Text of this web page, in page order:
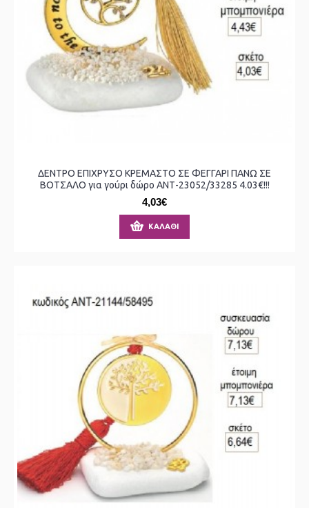
ΔΕΝΤΡΟ ΕΠΙΧΡΥΣΟ ΚΡΕΜΑΣΤΟ ΣΕ ΦΕΓΓΑΡΙ ΠΑΝΩ ΣΕ
ΒΟΤΣΑΛΟ για γούρι δώρο ΑΝΤ-23052/33285 4.03€!!!
4,03€
ΚΑΛΆΘΙ